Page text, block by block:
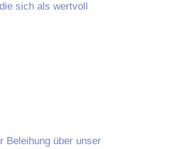
sich als wertvoll
Beleihung über unser